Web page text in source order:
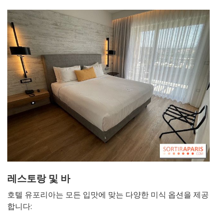
레스토랑 및 바
호텔 유포리아는 모든 입맛에 맞는 다양한 미식 옵션을 제공
합니다: